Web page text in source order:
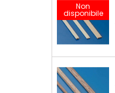
Non
disponibile